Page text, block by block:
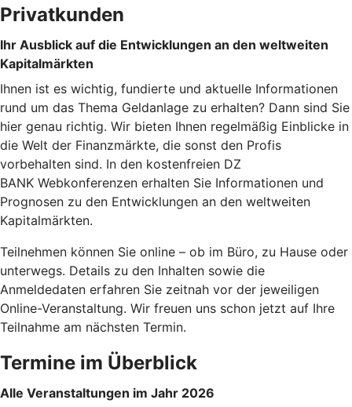
Privatkunden
Ihr Ausblick auf die Entwicklungen an den weltweiten
Kapitalmärkten
Ihnen ist es wichtig, fundierte und aktuelle Informationen
rund um das Thema Geldanlage zu erhalten? Dann sind Sie
hier genau richtig. Wir bieten Ihnen regelmäßig Einblicke in
die Welt der Finanzmärkte, die sonst den Profis
vorbehalten sind. In den kostenfreien DZ
BANK Webkonferenzen erhalten Sie Informationen und
Prognosen zu den Entwicklungen an den weltweiten
Kapitalmärkten.
Teilnehmen können Sie online – ob im Büro, zu Hause oder
unterwegs. Details zu den Inhalten sowie die
Anmeldedaten erfahren Sie zeitnah vor der jeweiligen
Online-Veranstaltung. Wir freuen uns schon jetzt auf Ihre
Teilnahme am nächsten Termin.
Termine im Überblick
Alle Veranstaltungen im Jahr 2026